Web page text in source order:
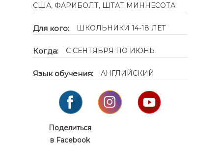
США, ФАРИБОЛТ, ШТАТ МИННЕСОТА
Для кого: ШКОЛЬНИКИ 14-18 ЛЕТ
Когда: С СЕНТЯБРЯ ПО ИЮНЬ
Язык обучения: АНГЛИЙСКИЙ
Поделиться
в Facebook